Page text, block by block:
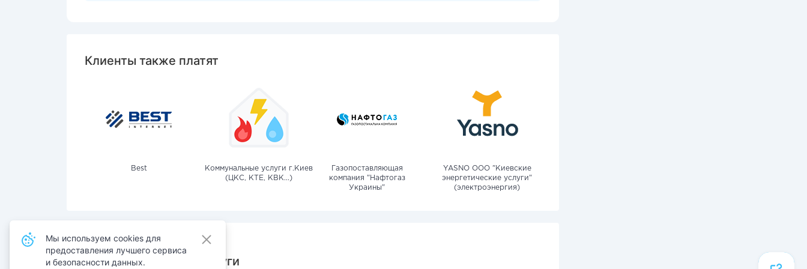
Клиенты также платят
Best
Коммунальные услуги г.Киев
(ЦКС, КТЕ, КВК...)
Газопоставляющая
компания "Нафтогаз
Украины"
YASNO OOO "Киевские
энергетические услуги"
(электроэнергия)
Также оплачивают услуги
Мы используем cookies для
предоставления лучшего сервиса
и безопасности данных.